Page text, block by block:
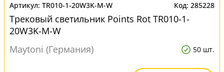
TR010-1-20W3K-M-W 285228
Трековый светильник Points Rot TR010-1-
20W3K-M-W
Maytoni (Германия)
50 шт.